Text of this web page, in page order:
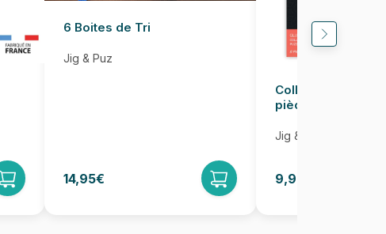
6 Boites de Tri
Jig & Puz
14,95€
Colle pour Puzzle
pièces
Jig & Puz
9,95€